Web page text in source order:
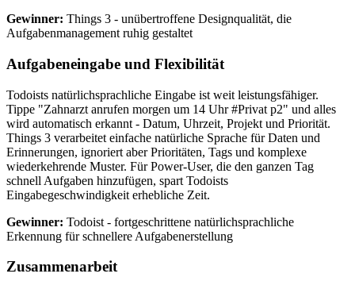
Gewinner: Things 3 - unübertroffene Designqualität, die
Aufgabenmanagement ruhig gestaltet
Aufgabeneingabe und Flexibilität
Todoists natürlichsprachliche Eingabe ist weit leistungsfähiger.
Tippe "Zahnarzt anrufen morgen um 14 Uhr #Privat p2" und alles
wird automatisch erkannt - Datum, Uhrzeit, Projekt und Priorität.
Things 3 verarbeitet einfache natürliche Sprache für Daten und
Erinnerungen, ignoriert aber Prioritäten, Tags und komplexe
wiederkehrende Muster. Für Power-User, die den ganzen Tag
schnell Aufgaben hinzufügen, spart Todoists
Eingabegeschwindigkeit erhebliche Zeit.
Gewinner: Todoist - fortgeschrittene natürlichsprachliche
Erkennung für schnellere Aufgabenerstellung
Zusammenarbeit